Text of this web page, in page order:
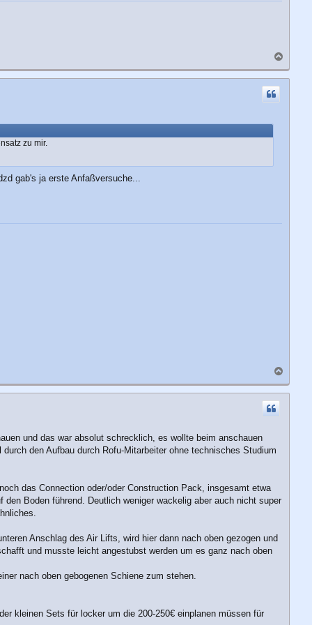
a
c
zu mir.
gab's ja erste Anfaßversuche...
a
c
und das war absolut schrecklich, es wollte beim anschauen
den Aufbau durch Rofu-Mitarbeiter ohne technisches Studium
das Connection oder/oder Construction Pack, insgesamt etwa
Boden führend. Deutlich weniger wackelig aber auch nicht super
Anschlag des Air Lifts, wird hier dann nach oben gezogen und
und musste leicht angestubst werden um es ganz nach oben
nach oben gebogenen Schiene zum stehen.
kleinen Sets für locker um die 200-250€ einplanen müssen für